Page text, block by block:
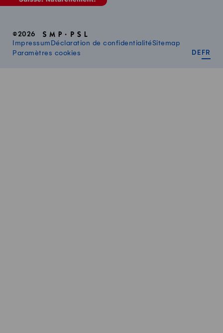
©2026
Impressum Déclaration de confidentialitéSitemap
Paramètres cookies
DE FR